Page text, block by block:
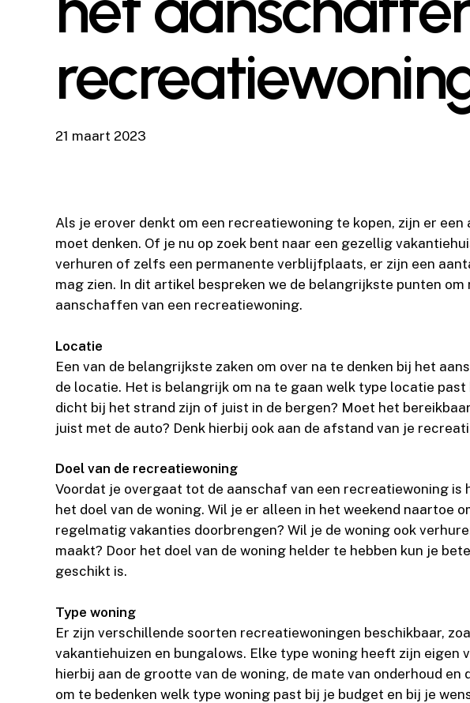
21 maart 2023
Als je erover denkt om een recreatiewoning te kopen, zijn er
moet denken. Of je nu op zoek bent naar een gezellig
verhuren of zelfs een permanente verblijfplaats, er zijn een
mag zien. In dit artikel bespreken we de belangrijkste punten
aanschaffen van een recreatiewoning.
Locatie
Een van de belangrijkste zaken om over na te denken bij het
de locatie. Het is belangrijk om na te gaan welk type locatie
dicht bij het strand zijn of juist in de bergen? Moet het
juist met de auto? Denk hierbij ook aan de afstand van je
Doel van de recreatiewoning
Voordat je overgaat tot de aanschaf van een recreatiewoning is
het doel van de woning. Wil je er alleen in het weekend naartoe
regelmatig vakanties doorbrengen? Wil je de woning ook
maakt? Door het doel van de woning helder te hebben kun je
geschikt is.
Type woning
Er zijn verschillende soorten recreatiewoningen beschikbaar,
vakantiehuizen en bungalows. Elke type woning heeft zijn eigen
hierbij aan de grootte van de woning, de mate van onderhoud
om te bedenken welk type woning past bij je budget en bij je